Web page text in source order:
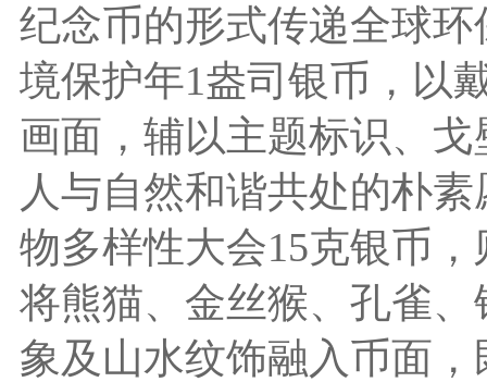
纪念币的形式传递全球
境保护年1盎司银币，以
画面，辅以主题标识、
人与自然和谐共处的朴
物多样性大会15克银币
将熊猫、金丝猴、孔雀
象及山水纹饰融入币面